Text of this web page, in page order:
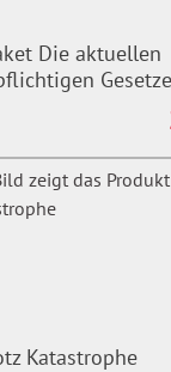
Die aktuellen
Katastrophe